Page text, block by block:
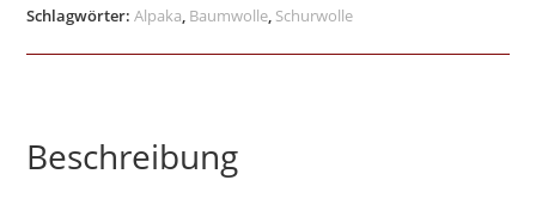
Schlagwörter:Alpaka, Baumwolle, Schurwolle
Beschreibung